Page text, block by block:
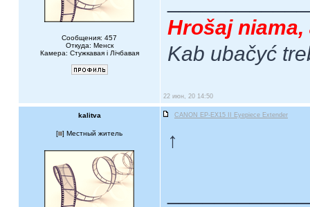
Сообщения: 457
Откуда: Менск
Камера: Стужкавая i Лічбавая
Hrošaj
Kab ubačyć
22 июн, 20 14:50
kalitva CANON EP-EX15 II Eyepiece Extender
[ ] Местный житель ↑